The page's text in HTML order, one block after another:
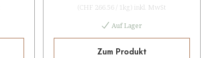
(CHF 266.56 / 1kg) inkl. MwSt
Auf Lager
Zum Produkt